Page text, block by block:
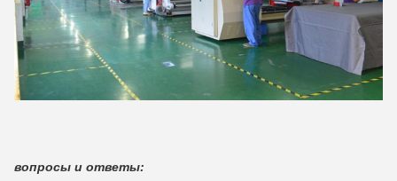
вопросы и ответы: